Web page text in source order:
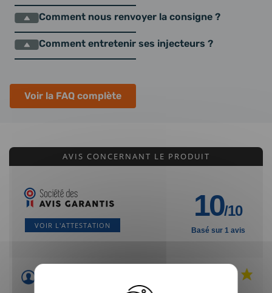
Comment nous renvoyer la consigne ?
Comment entretenir ses injecteurs ?
Voir la FAQ complète
AVIS CONCERNANT LE PRODUIT
VOIR L'ATTESTATION
10/10
Basé sur 1 avis
(Date de commande : 26/03/2021)